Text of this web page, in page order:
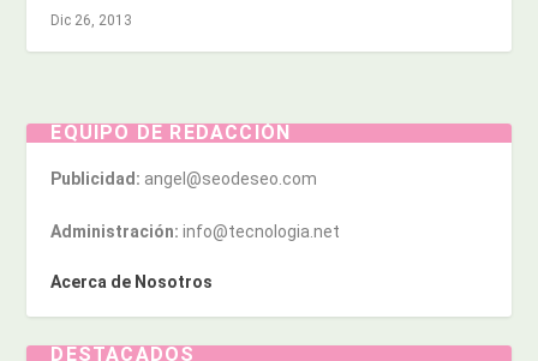
Dic 26, 2013
EQUIPO DE REDACCIÓN
Publicidad: angel@seodeseo.com
Administración: info@tecnologia.net
Acerca de Nosotros
DESTACADOS